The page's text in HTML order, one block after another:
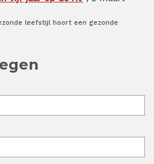
leefstijl hoort een gezonde